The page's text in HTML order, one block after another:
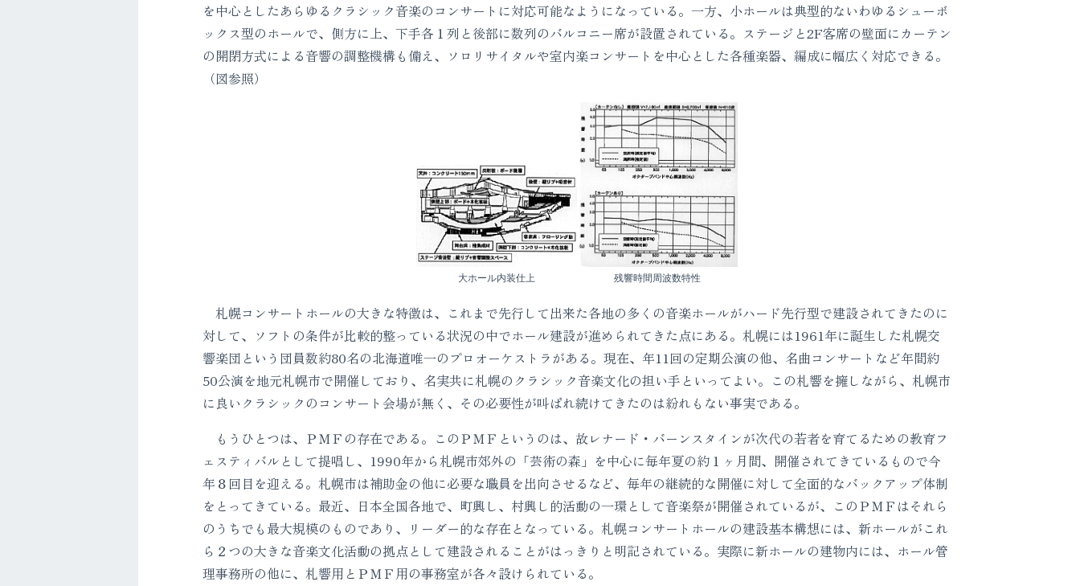
を中心としたあらゆるクラシック音楽のコンサートに対応可能なようになっている。一方、小ホールは典型的ないわゆるシューボ
ックス型のホールで、側方に上、下手各１列と後部に数列のバルコニー席が設置されている。ステージと2F客席の壁面にカーテン
の開閉方式による音響の調整機構も備え、ソロリサイタルや室内楽コンサートを中心とした各種楽器、編成に幅広く対応できる。
（図参照）
大ホール内装仕上 残響時間周波数特性
札幌コンサートホールの大きな特徴は、これまで先行して出来た各地の多くの音楽ホールがハード先行型で建設されてきたのに
対して、ソフトの条件が比較的整っている状況の中でホール建設が進められてきた点にある。札幌には1961年に誕生した札幌交
響楽団という団員数約80名の北海道唯一のプロオーケストラがある。現在、年11回の定期公演の他、名曲コンサートなど年間約
50公演を地元札幌市で開催しており、名実共に札幌のクラシック音楽文化の担い手といってよい。この札響を擁しながら、札幌市
に良いクラシックのコンサート会場が無く、その必要性が叫ばれ続けてきたのは紛れもない事実である。
もうひとつは、ＰＭＦの存在である。このＰＭＦというのは、故レナード・バーンスタインが次代の若者を育てるための教育フ
ェスティバルとして提唱し、1990年から札幌市郊外の「芸術の森」を中心に毎年夏の約１ヶ月間、開催されてきているもので今
年８回目を迎える。札幌市は補助金の他に必要な職員を出向させるなど、毎年の継続的な開催に対して全面的なバックアップ体制
をとってきている。最近、日本全国各地で、町興し、村興し的活動の一環として音楽祭が開催されているが、このＰＭＦはそれら
のうちでも最大規模のものであり、リーダー的な存在となっている。札幌コンサートホールの建設基本構想には、新ホールがこれ
ら２つの大きな音楽文化活動の拠点として建設されることがはっきりと明記されている。実際に新ホールの建物内には、ホール管
理事務所の他に、札響用とＰＭＦ用の事務室が各々設けられている。